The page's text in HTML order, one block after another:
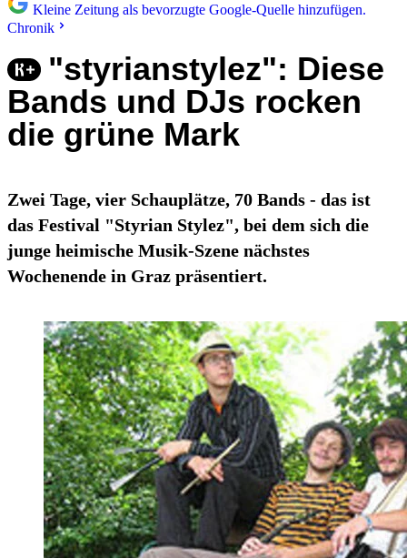
Kleine Zeitung als bevorzugte Google-Quelle hinzufügen.
Chronik
"styrianstylez": Diese
Bands und DJs rocken
die grüne Mark
Zwei Tage, vier Schauplätze, 70 Bands - das ist
das Festival "Styrian Stylez", bei dem sich die
junge heimische Musik-Szene nächstes
Wochenende in Graz präsentiert.